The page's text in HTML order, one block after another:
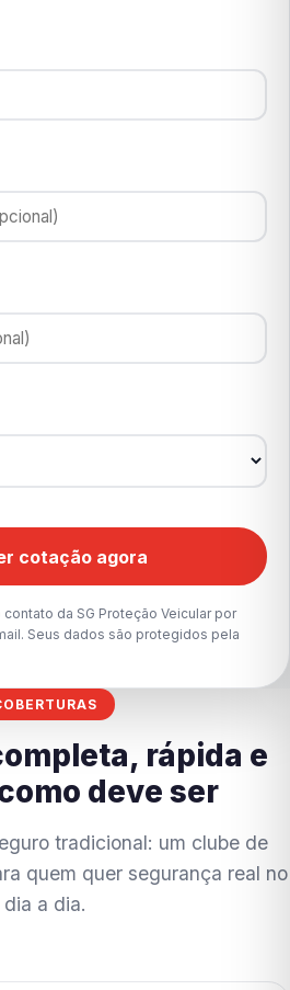
cotação agora
da SG Proteção Veicular por
Seus dados são protegidos pela
rápida e
deve ser
tradicional: um clube de
quem quer segurança real no
dia a dia.